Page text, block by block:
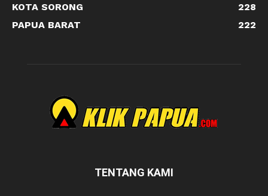
KOTA SORONG
228
PAPUA BARAT
222
TENTANG KAMI